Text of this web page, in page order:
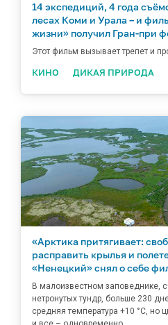
14 экспедиций, 4 года
лесах Коми и Урала – и
жизни» получил Гран-при
Этот фильм вызывает трепет и
КИНО ДИКАЯ ПРИРОДА
«Арктика притягивает:
расправить крылья и
«Ненецкий» снял о себе
В малоизвестном заповеднике,
нетронутых тундр, больше 230
средняя температура +10 °C, но